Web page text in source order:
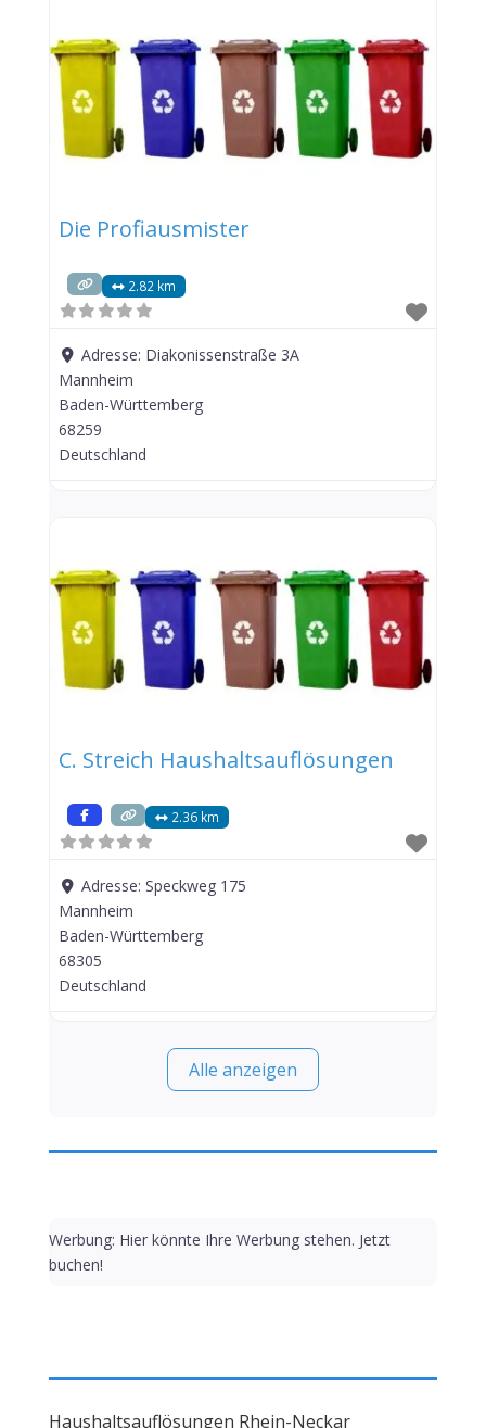
Die Profiausmister
2.82 km
Adresse: Diakonissenstraße 3A
Mannheim
Baden-Württemberg
68259
Deutschland
C. Streich Haushaltsauflösungen
2.36 km
Adresse:Speckweg 175
Mannheim
Baden-Württemberg
68305
Deutschland
Alle anzeigen
Werbung: Hier könnte Ihre Werbung stehen. Jetzt
buchen!
Haushaltsauflösungen Rhein-Neckar